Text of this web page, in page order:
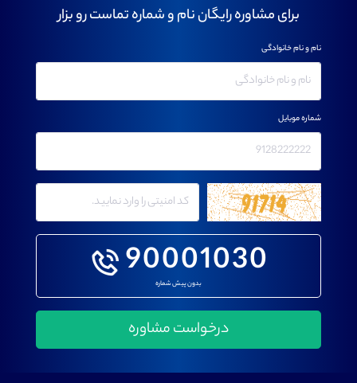
برای مشاوره رایگان نام و شماره تماست رو بزار
90001030
بدون پیش شماره
نام و نام خانوادگی
شماره موبایل